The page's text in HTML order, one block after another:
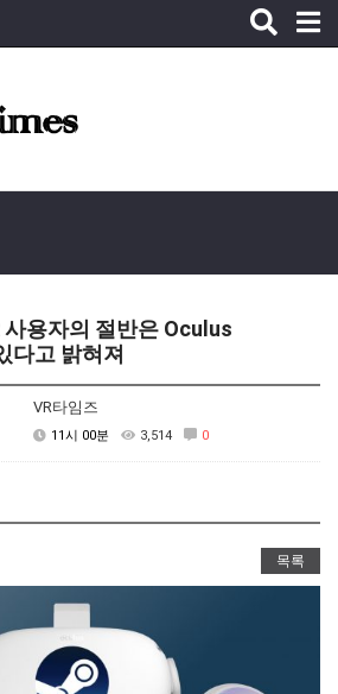
Toggle
사용자의 절반은 Oculus
다고 밝혀져
VR타임즈
11시 00분 3,514 0
목록